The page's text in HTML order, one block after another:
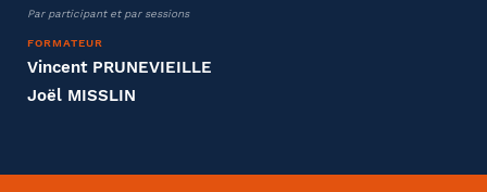
Par participant et par sessions
FORMATEUR
Vincent PRUNEVIEILLE
Joël MISSLIN
Fonction